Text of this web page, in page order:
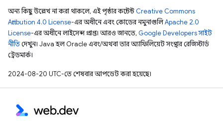
অন্য কিছু উল্লেখ না করা থাকলে, এই পৃষ্ঠার কন্টেন্ট Creative Commons
Attribution 4.0 License-এর অধীনে এবং কোডের নমুনাগুলিApache 2.0
License-এর অধীনে লাইসেন্স প্রাপ্ত। আরও জানতে, Google Developers সাইট
নীতিদেখুন। Java হল Oracle এবং/অথবা তার অ্যাফিলিয়েট সংস্থার রেজিস্টার্ড
ট্রেডমার্ক।
2024-08-20 UTC-তে শেষবার আপডেট করা হয়েছে।